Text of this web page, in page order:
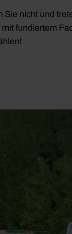
nicht und
fundiertem